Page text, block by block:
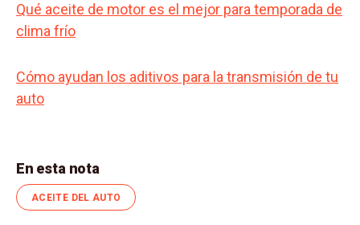
Qué aceite de motor es el mejor para temporada de
clima frío
Cómo ayudan los aditivos para la transmisión de tu
auto
En esta nota
ACEITE DEL AUTO